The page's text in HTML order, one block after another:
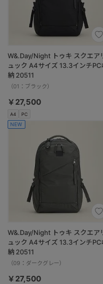
A4 PC
W&.Day/Night トゥキ スクエア
ュック A4サイズ 13.3インチPC
納 20511
（01：ブラック）
￥27,500
NEW
W&.Day/Night トゥキ スクエア
ュック A4サイズ 13.3インチPC
納 20511
（09：ダークグレー）
￥27,500